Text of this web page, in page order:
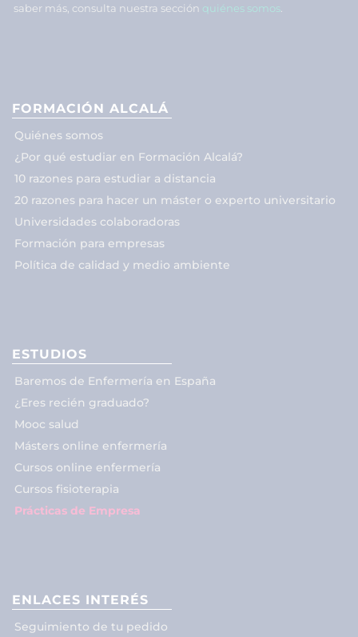
saber más, consulta nuestra sección quiénes somos
FORMACIÓN ALCALÁ
Quiénes somos
¿Por qué estudiar en Formación Alcalá?
10 razones para estudiar a distancia
20 razones para hacer un máster o experto universitario
Universidades colaboradoras
Formación para empresas
Política de calidad y medio ambiente
ESTUDIOS
Baremos de Enfermería en España
¿Eres recién graduado?
Mooc salud
Másters online enfermería
Cursos online enfermería
Cursos fisioterapia
Prácticas de Empresa
ENLACES INTERÉS
Seguimiento de tu pedido